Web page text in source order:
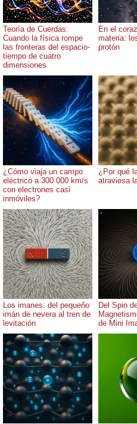
Teoría de Cuerdas:
Cuando la física rompe
las fronteras del espacio-
tiempo de cuatro
dimensiones
En el
materia:
protón
¿Cómo viaja un campo
eléctrico a 300.000 km/s
con electrones casi
inmóviles?
¿Por qué
atraviesa
Los imanes: del pequeño
imán de nevera al tren de
levitación
Del Spin
de Mini